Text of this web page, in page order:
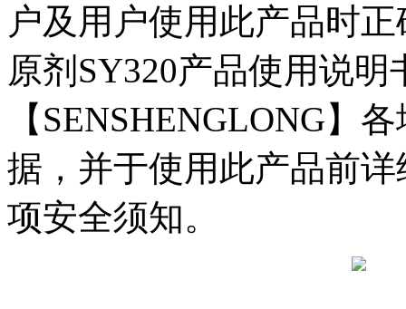
户及用户使用此产品时
原剂 SY320产品使用说明
【 SENSHENGLONG】 各
据，并于使用此产品前
项安全须知。